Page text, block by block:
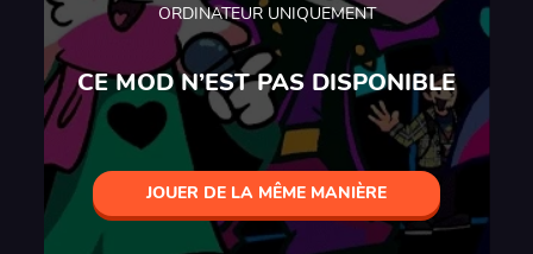
ORDINATEUR UNIQUEMENT
CE MOD N’EST PAS DISPONIBLE
JOUER DE LA MÊME MANIÈRE